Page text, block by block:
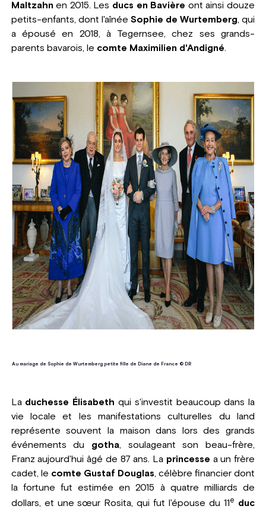
Maltzahn en 2015. Les ducs en Bavière ont ainsi douze
petits-enfants, dont l'aînée Sophie de Wurtemberg, qui
a épousé en 2018, à Tegernsee, chez ses grands-
parents bavarois, le comte Maximilien d'Andigné.
Au mariage de Sophie de Wurtemberg petite fille de Diane de France © DR
La duchesse Élisabeth qui s'investit beaucoup dans la
vie locale et les manifestations culturelles du land
représente souvent la maison dans lors des grands
événements du gotha, soulageant son beau-frère,
Franz aujourd'hui âgé de 87 ans. La princesse a un frère
cadet, le comte Gustaf Douglas, célèbre financier dont
la fortune fut estimée en 2015 à quatre milliards de
dollars, et une sœur Rosita, qui fut l'épouse du 11 e
duc